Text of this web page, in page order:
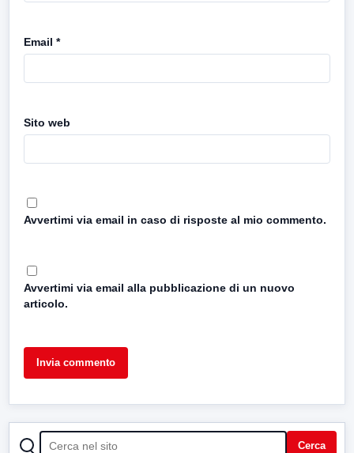
Email *
Sito web
Avvertimi via email in caso di risposte al mio commento.
Avvertimi via email alla pubblicazione di un nuovo
articolo.
CERCA Cerca